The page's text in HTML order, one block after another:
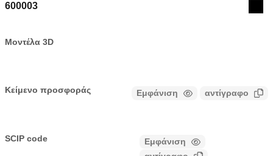
600003
Μοντέλα 3D
Κείμενο προσφοράς Εμφάνιση αντίγραφο
για ηλεκτρονική βαλβίδα ανάμειξης σειράς 6003.
SCIP code
Εμφάνιση